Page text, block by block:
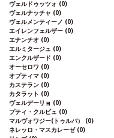
ヴェルドゥッツォ (0)
ヴェルナッチャ (0)
ヴェルメンティーノ (0)
エイレンフェルザー (0)
エナンチオ (0)
エルミタージュ (0)
エンクルザード (0)
オーセロワ (0)
オプティマ (0)
カステラン (0)
カタラット (0)
ヴェルデーリョ (0)
プティ・クルビュ (0)
マルヴォワジー(トゥルバ） (0)
ネレッロ・マスカレーゼ (0)